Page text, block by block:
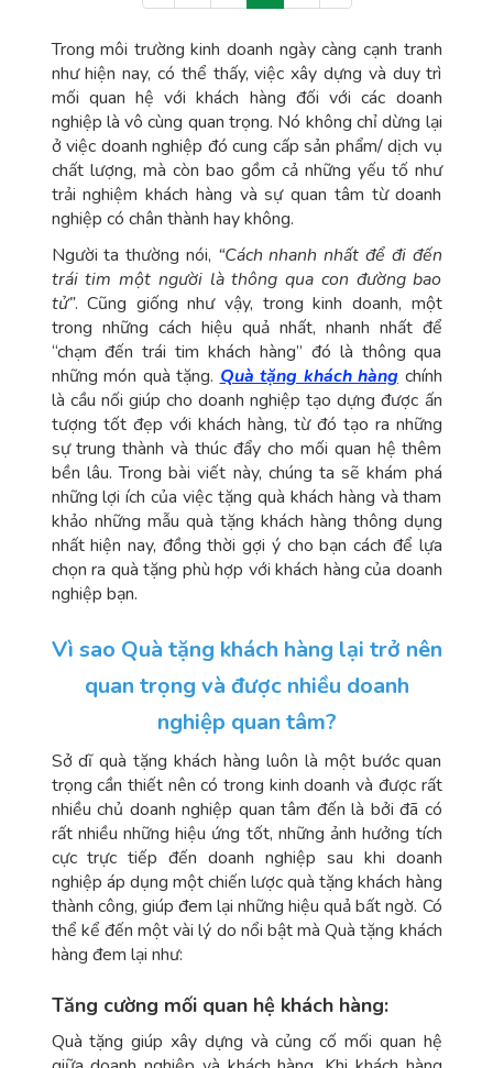
Trong môi trường kinh doanh ngày càng cạnh tranh
như hiện nay, có thể thấy, việc xây dựng và duy trì
mối quan hệ với khách hàng đối với các doanh
nghiệp là vô cùng quan trọng. Nó không chỉ dừng lại
ở việc doanh nghiệp đó cung cấp sản phẩm/ dịch vụ
chất lượng, mà còn bao gồm cả những yếu tố như
trải nghiệm khách hàng và sự quan tâm từ doanh
nghiệp có chân thành hay không.
Người ta thường nói, “Cách nhanh nhất để đi đến
trái tim một người là thông qua con đường bao
tử”. Cũng giống như vậy, trong kinh doanh, một
trong những cách hiệu quả nhất, nhanh nhất để
“chạm đến trái tim khách hàng” đó là thông qua
những món quà tặng. Quà tặng khách hàng chính
là cầu nối giúp cho doanh nghiệp tạo dựng được ấn
tượng tốt đẹp với khách hàng, từ đó tạo ra những
sự trung thành và thúc đẩy cho mối quan hệ thêm
bền lâu. Trong bài viết này, chúng ta sẽ khám phá
những lợi ích của việc tặng quà khách hàng và tham
khảo những mẫu quà tặng khách hàng thông dụng
nhất hiện nay, đồng thời gợi ý cho bạn cách để lựa
chọn ra quà tặng phù hợp với khách hàng của doanh
nghiệp bạn.
Vì sao Quà tặng khách hàng lại trở nên
quan trọng và được nhiều doanh
nghiệp quan tâm?
Sở dĩ quà tặng khách hàng luôn là một bước quan
trọng cần thiết nên có trong kinh doanh và được rất
nhiều chủ doanh nghiệp quan tâm đến là bởi đã có
rất nhiều những hiệu ứng tốt, những ảnh hưởng tích
cực trực tiếp đến doanh nghiệp sau khi doanh
nghiệp áp dụng một chiến lược quà tặng khách hàng
thành công, giúp đem lại những hiệu quả bất ngờ. Có
thể kể đến một vài lý do nổi bật mà Quà tặng khách
hàng đem lại như:
Tăng cường mối quan hệ khách hàng:
Quà tặng giúp xây dựng và củng cố mối quan hệ